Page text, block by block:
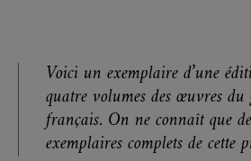
Voici un exemplaire d’une
quatre volumes des œuvres
français. On ne connaît que
exemplaires complets de cette